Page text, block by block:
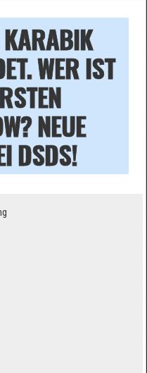
WER IST
NEUE
DSDS!